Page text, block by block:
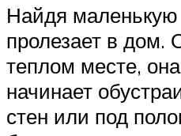
Найдя
пролезает в дом.
теплом месте,
начинает
стен или под